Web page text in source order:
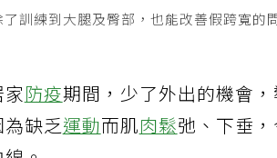
訓練到大腿及臀部，也能改善假跨寬的
家防疫期間，少了外出的機會
為缺乏運動而肌肉鬆弛、下垂